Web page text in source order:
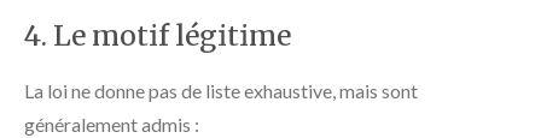
4. Le motif légitime
La loi ne donne pas de liste exhaustive, mais sont
généralement admis :